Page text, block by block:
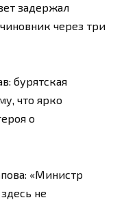
задержал
через три
бурятская
что ярко
о
«Министр
не